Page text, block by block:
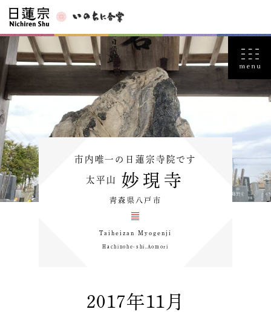
市内唯一の日蓮宗寺院です
太平山 妙現寺
青森県八戸市
Taiheizan Myogenji
Hachinohe-shi,Aomori
2017年11月